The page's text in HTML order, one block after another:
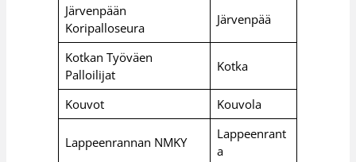
Järvenpään
Koripalloseura
Järvenpää
Kotkan Työväen
Palloilijat
Kotka
Kouvot Kouvola
Lappeenrannan NMKY
Lappeenrant
a